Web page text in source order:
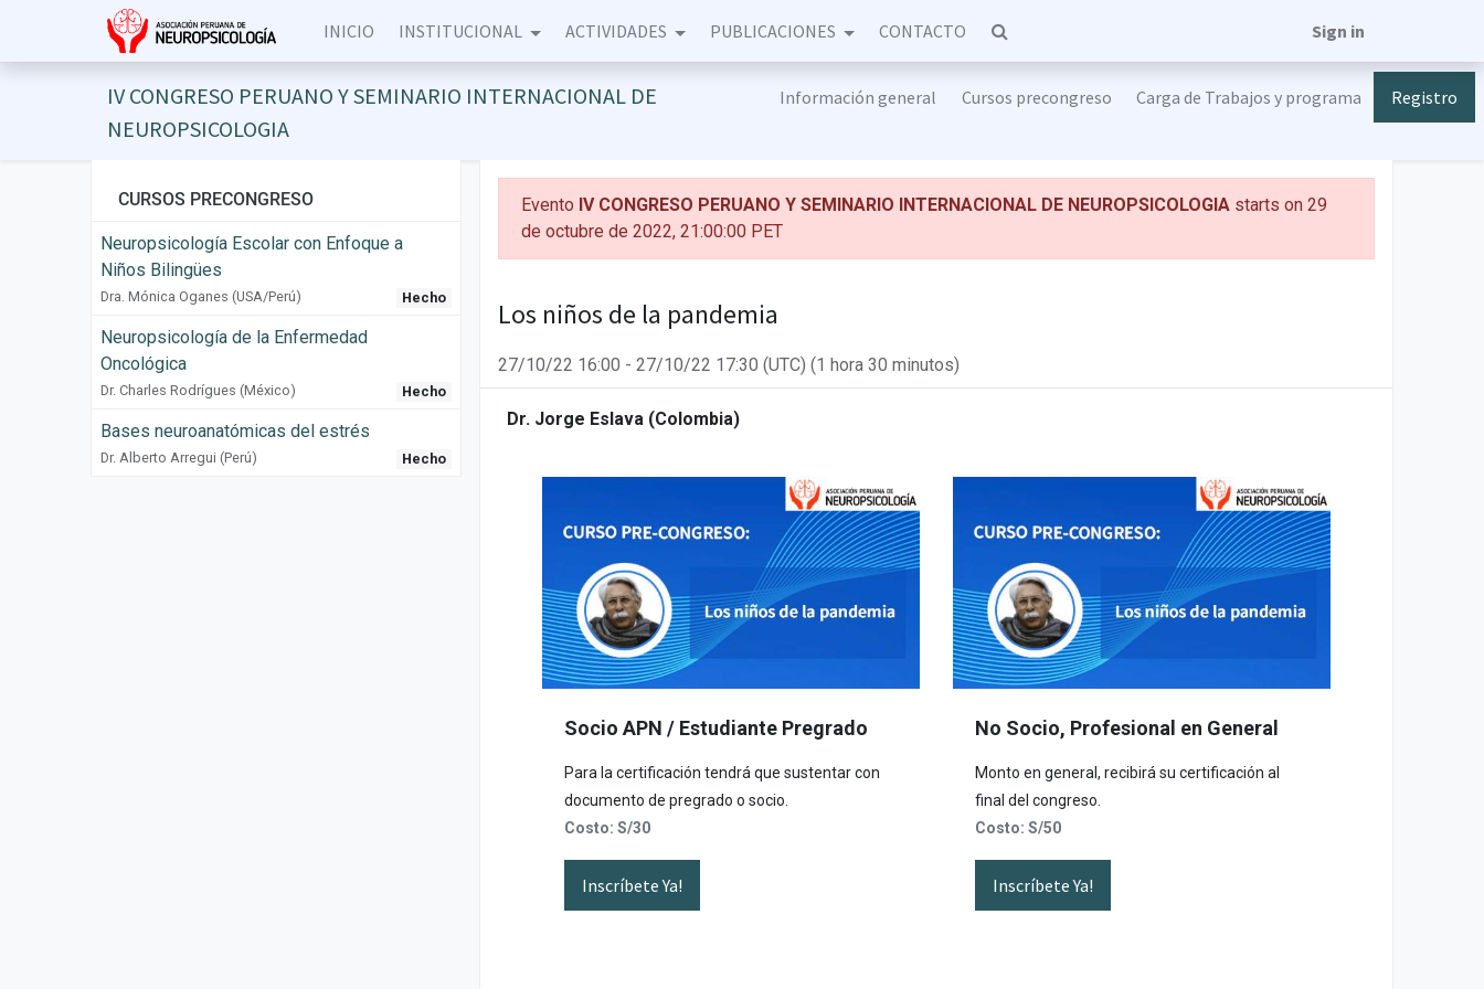
INICIO INSTITUCIONAL ACTIVIDADES PUBLICACIONES CONTACTO Sign in
IV CONGRESO PERUANO Y SEMINARIO INTERNACIONAL DE
NEUROPSICOLOGIA
Información general Cursos precongreso Carga de Trabajos y programa Registro
CURSOS PRECONGRESO
Neuropsicología Escolar con Enfoque a
Niños Bilingües
Dra. Mónica Oganes (USA/Perú) Hecho
Neuropsicología de la Enfermedad
Oncológica
Dr. Charles Rodrígues (México) Hecho
Bases neuroanatómicas del estrés
Dr. Alberto Arregui (Perú) Hecho
Evento IV CONGRESO PERUANO Y SEMINARIO INTERNACIONAL DE NEUROPSICOLOGIA starts on29
de octubre de 2022, 21:00:00 PET
Los niños de la pandemia
27/10/22 16:00 -27/10/22 17:30 (UTC) (1 hora 30 minutos)
Dr. Jorge Eslava (Colombia)
Socio APN / Estudiante Pregrado
Para la certificación tendrá que sustentar con
documento de pregrado o socio.
Costo: S/30
Inscríbete Ya!
No Socio, Profesional en General
Monto en general, recibirá su certificación al
final del congreso.
Costo: S/50
Inscríbete Ya!